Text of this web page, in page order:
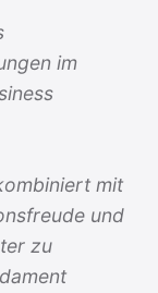
im
mit
und
zu